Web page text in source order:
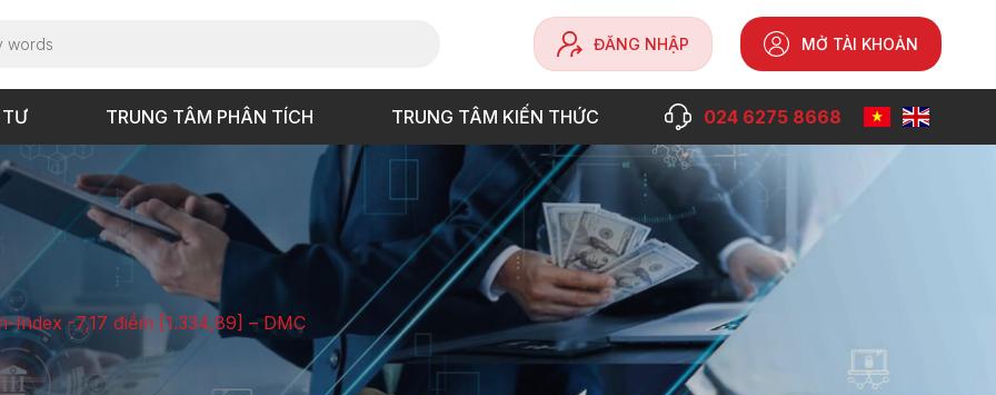
ĐĂNG NHẬP MỞ TÀI KHOẢN
TRUNG TÂM PHÂN TÍCH TRUNG TÂM KIẾN THỨC 024 6275 8668
Index -7,17 điểm [1.334,89] – DMC